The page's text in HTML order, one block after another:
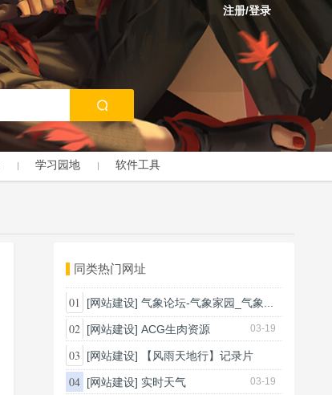
注册/登录
学习园地 软件工具
同类热门网址
01 [网站建设] 气象论坛-气象家园_气象...
03-18
02 [网站建设] ACG生肉资源 03-19
03 [网站建设] 【风雨天地行】记录片
03-20
04 [网站建设] 实时天气 03-19